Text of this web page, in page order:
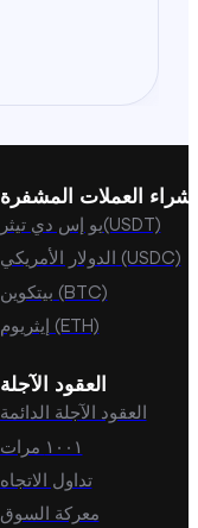
شراء العملات المشفرة
يو إس دي تيثر(USDT)
الدولار الأمريكي (USDC)
بيتكوين (BTC)
إيثريوم (ETH)
العقود الآجلة
العقود الآجلة الدائمة
١٠٠١ مرات
تداول الاتجاه
معركة السوق